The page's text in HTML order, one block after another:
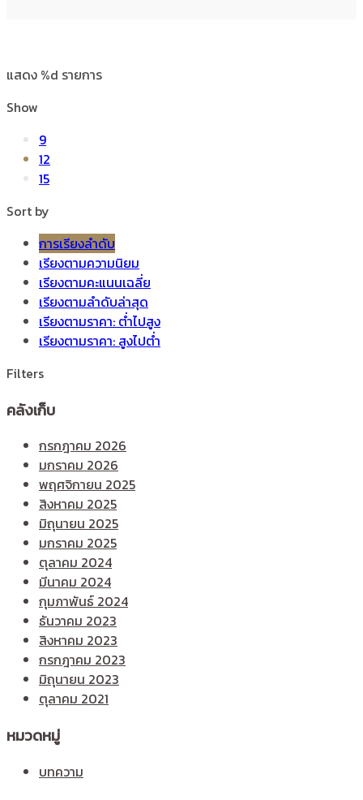
แสดง %d รายการ
Show
9
12
15
Sort by
การเรียงลำดับ
เรียงตามความนิยม
เรียงตามคะแนนเฉลี่ย
เรียงตามลำดับล่าสุด
เรียงตามราคา: ต่ำไปสูง
เรียงตามราคา: สูงไปต่ำ
Filters
คลังเก็บ
กรกฎาคม 2026
มกราคม 2026
พฤศจิกายน 2025
สิงหาคม 2025
มิถุนายน 2025
มกราคม 2025
ตุลาคม 2024
มีนาคม 2024
กุมภาพันธ์ 2024
ธันวาคม 2023
สิงหาคม 2023
กรกฎาคม 2023
มิถุนายน 2023
ตุลาคม 2021
หมวดหมู่
บทความ